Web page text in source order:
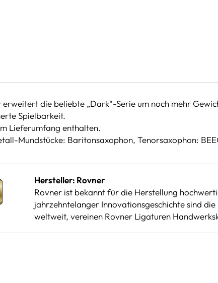
die beliebte „Dark“-Serie um noch mehr
Spielbarkeit.
Lieferumfang enthalten.
Mundstücke: Baritonsaxophon, Tenorsaxophon:
Hersteller: Rovner
Rovner ist bekannt für die Herstellung
jahrzehntelanger Innovationsgeschichte sind
weltweit, vereinen Rovner Ligaturen